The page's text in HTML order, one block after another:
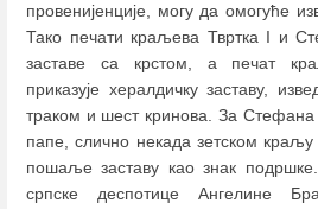
провенијенције, могу да омогуће
Тако печати краљева Твртка I и
заставе са крстом, а печат
приказује хералдичку заставу,
траком и шест кринова. За
папе, слично некада зетском
пошаље заставу као знак
српске деспотице Ангелине